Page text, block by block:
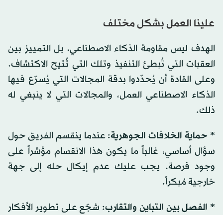
علينا العمل بشكل مختلف
الهدف ليس مقاومة الذكاء الاصطناعي، بل التمييز بين
العقبات التي تُبطئ التنفيذ وتلك التي تُتيح الاكتشاف.
وعلى القادة أن يُحدّدوا بدقة المجالات التي يُسرّع فيها
الذكاء الاصطناعي العمل، والمجالات التي لا ينبغي له
ذلك.
* حماية الخلافات الجوهرية: عندما ينقسم الفريق حول
سؤال أساسي، غالباً ما يكون هذا الانقسام مؤشراً على
وجود فرصة. يجب عليك عدم إيكال حله إلى جهة
خارجية مُبكراً.
* الفصل بين التباين والتقارب: شجّع على تطوير الأفكار